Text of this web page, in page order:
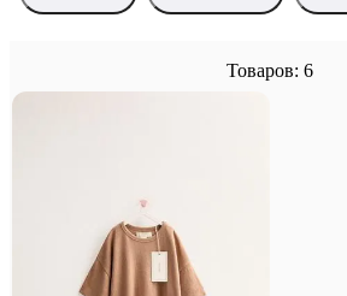
Товаров: 6